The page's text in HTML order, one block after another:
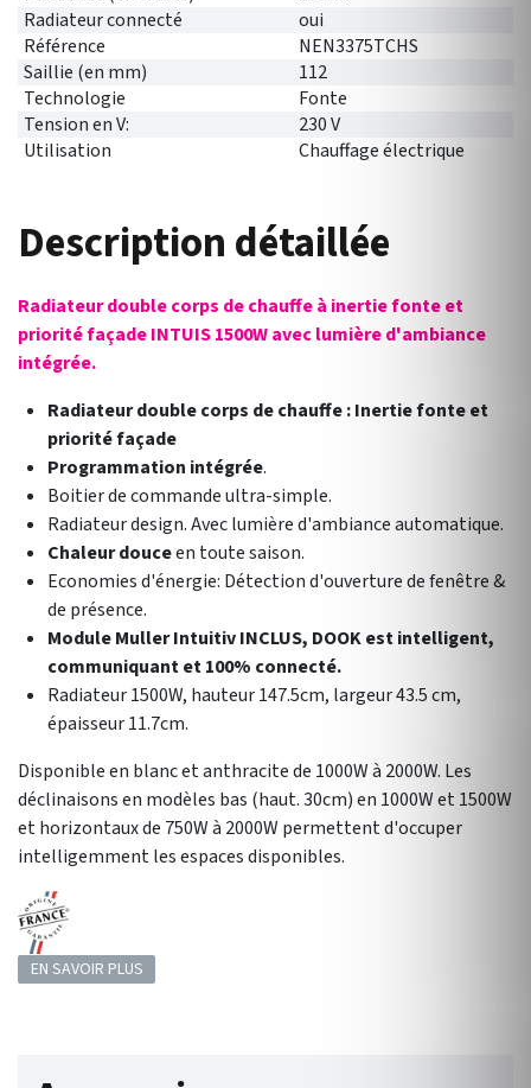
Radiateur connecté
oui
Référence
NEN3375TCHS
Saillie (en mm)
112
Technologie
Fonte
Tension en V:
230 V
Utilisation
Chauffage électrique
Description détaillée
Radiateur double corps de chauffe à inertie fonte et
priorité façade INTUIS 1500W avec lumière d'ambiance
intégrée.
Radiateur double corps de chauffe : Inertie fonte et
priorité façade
Programmation intégrée.
Boitier de commande ultra-simple.
Radiateur design. Avec lumière d'ambiance automatique.
Chaleur douceen toute saison.
Economies d'énergie: Détection d'ouverture de fenêtre &
de présence.
Module Muller Intuitiv INCLUS, DOOK est intelligent,
communiquant et 100% connecté.
Radiateur 1500W, hauteur 147.5cm, largeur 43.5 cm,
épaisseur 11.7cm.
Disponible en blanc et anthracite de 1000W à 2000W. Les
déclinaisons en modèles bas (haut. 30cm) en 1000W et 1500W
et horizontaux de 750W à 2000W permettent d'occuper
intelligemment les espaces disponibles.
EN SAVOIR PLUS